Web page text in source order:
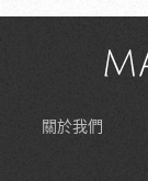
關於我們